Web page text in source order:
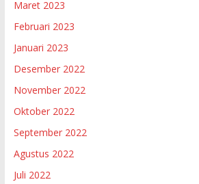
Maret 2023
Februari 2023
Januari 2023
Desember 2022
November 2022
Oktober 2022
September 2022
Agustus 2022
Juli 2022